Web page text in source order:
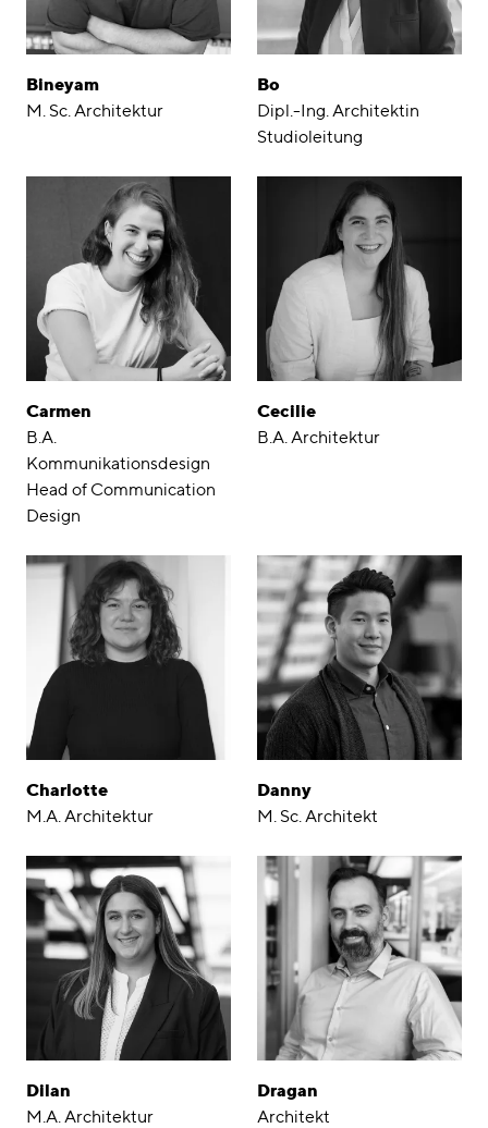
Bineyam
M. Sc. Architektur
Bo
Dipl.-Ing. Architektin
Studioleitung
Carmen
B.A.
Kommunikationsdesign
Head of Communication
Design
Cecilie
B.A. Architektur
Charlotte
M.A. Architektur
Danny
M. Sc. Architekt
Dilan
M.A. Architektur
Dragan
Architekt